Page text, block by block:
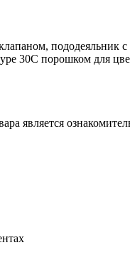
пододеяльник с
30С порошком для
является